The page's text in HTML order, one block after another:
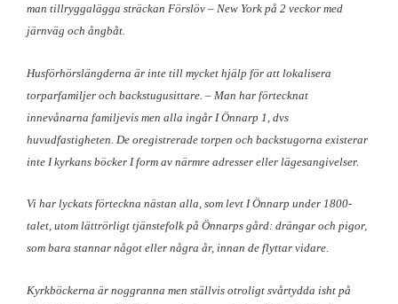
man tillryggalägga sträckan Förslöv – New York på 2 veckor med
järnväg och ångbåt.
Husförhörslängderna är inte till mycket hjälp för att lokalisera
torparfamiljer och backstugusittare. – Man har förtecknat
innevånarna familjevis men alla ingår I Önnarp 1, dvs
huvudfastigheten. De oregistrerade torpen och backstugorna existerar
inte I kyrkans böcker I form av närmre adresser eller lägesangivelser.
Vi har lyckats förteckna nästan alla, som levt I Önnarp under 1800-
talet, utom lättrörligt tjänstefolk på Önnarps gård: drängar och pigor,
som bara stannar något eller några år, innan de flyttar vidare.
Kyrkböckerna är noggranna men ställvis otroligt svårtydda isht på